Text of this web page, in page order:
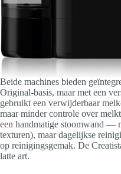
Beide machines bieden
Original-basis, maar met een
gebruikt een verwijderbaar
maar minder controle over
een handmatige stoomwand —
texturen), maar dagelijkse
op reinigingsgemak. De
latte art.